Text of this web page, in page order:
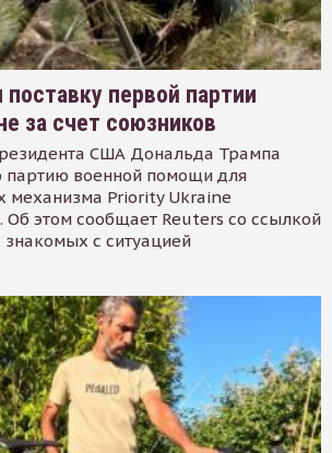
первой партии
за счет союзников
США Дональда Трампа
военной помощи для
механизма Priority Ukraine
Об этом сообщает Reuters со ссылкой
знакомых с ситуацией